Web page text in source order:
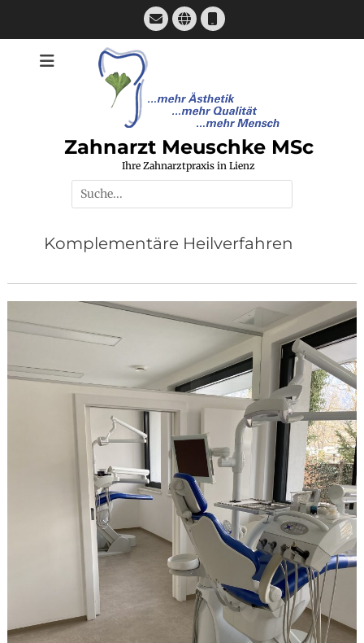
E-
Mail
WebsiteTelefon
Zahnarzt Meuschke MSc
Ihre Zahnarztpraxis in Lienz
Suchen
nach:
Komplementäre Heilverfahren